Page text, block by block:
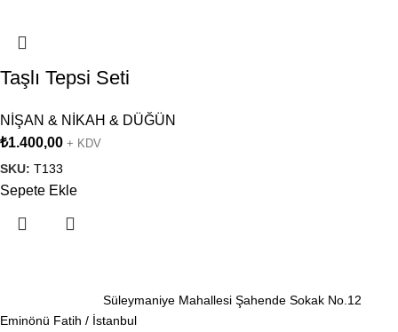
Taşlı Tepsi Seti
NİŞAN & NİKAH & DÜĞÜN
₺1.400,00 + KDV
SKU: T133
Sepete Ekle
Süleymaniye Mahallesi Şahende Sokak No.12
Eminönü Fatih / İstanbul